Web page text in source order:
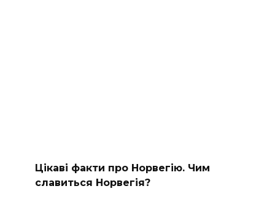
Цікаві факти про Норвегію. Чим
славиться Норвегія?